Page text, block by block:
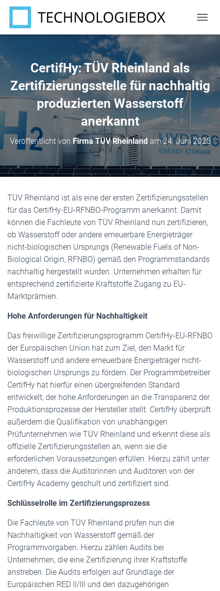
A
A
T
I
N
S
C
H
A
L
N
CertifHy: TÜV Rheinland als
Zertifizierungsstelle für nachhaltig
produzierten Wasserstoff
anerkannt
Veröffentlicht von Firma TÜV Rheinland am24. Juni 2025
TÜV Rheinland ist als eine der ersten Zertifizierungsstellen
für das CertifHy-EU-RFNBO-Programm anerkannt. Damit
können die Fachleute von TÜV Rheinland nun zertifizieren,
ob Wasserstoff oder andere erneuerbare Energieträger
nicht-biologischen Ursprungs (Renewable Fuels of Non-
Biological Origin, RFNBO) gemäß den Programmstandards
nachhaltig hergestellt wurden. Unternehmen erhalten für
entsprechend zertifizierte Kraftstoffe Zugang zu EU-
Marktprämien.
Hohe Anforderungen für Nachhaltigkeit
Das freiwillige Zertifizierungsprogramm CertifHy-EU-RFNBO
der Europäischen Union hat zum Ziel, den Markt für
Wasserstoff und andere erneuerbare Energieträger nicht-
biologischen Ursprungs zu fördern. Der Programmbetreiber
CertifHy hat hierfür einen übergreifenden Standard
entwickelt, der hohe Anforderungen an die Transparenz der
Produktionsprozesse der Hersteller stellt. CertifHy überprüft
außerdem die Qualifikation von unabhängigen
Prüfunternehmen wie TÜV Rheinland und erkennt diese als
offizielle Zertifizierungsstellen an, wenn sie die
erforderlichen Voraussetzungen erfüllen. Hierzu zählt unter
anderem, dass die Auditorinnen und Auditoren von der
CertifHy Academy geschult und zertifiziert sind.
Schlüsselrolle im Zertifizierungsprozess
Die Fachleute von TÜV Rheinland prüfen nun die
Nachhaltigkeit von Wasserstoff gemäß der
Programmvorgaben. Hierzu zählen Audits bei
Unternehmen, die eine Zertifizierung ihrer Kraftstoffe
anstreben. Die Audits erfolgen auf Grundlage der
Europäischen RED II/III und den dazugehörigen